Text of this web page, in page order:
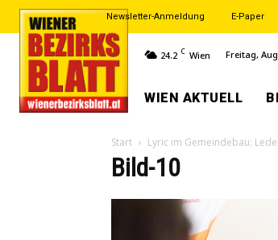
Newsletter-Anmeldung E-Paper
24.2 C Wien Freitag,
WIEN AKTUELL
Start Lyric im Gemeindebau:
Bild-10